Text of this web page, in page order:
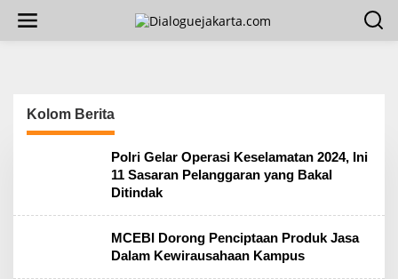
w
Kolom Berita
o
Polri Gelar Operasi Keselamatan 2024, Ini
11 Sasaran Pelanggaran yang Bakal
Ditindak
MCEBI Dorong Penciptaan Produk Jasa
Dalam Kewirausahaan Kampus